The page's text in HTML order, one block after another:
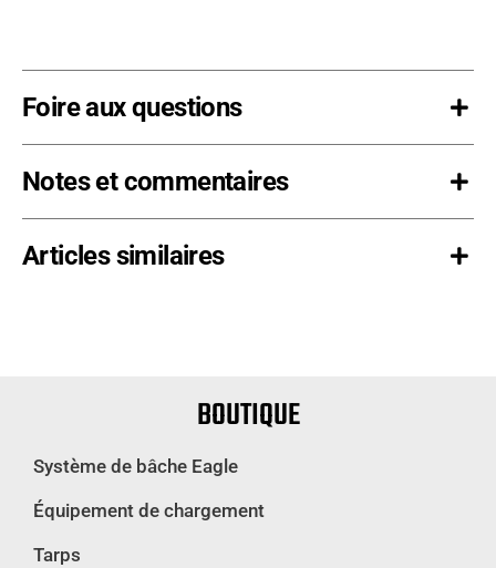
Foire aux questions
Notes et commentaires
Articles similaires
BOUTIQUE
Système de bâche Eagle
Équipement de chargement
Tarps